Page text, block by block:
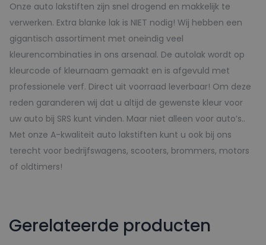
Onze auto lakstiften zijn snel drogend en makkelijk te
verwerken. Extra blanke lak is NIET nodig! Wij hebben een
gigantisch assortiment met oneindig veel
kleurencombinaties in ons arsenaal. De autolak wordt op
kleurcode of kleurnaam gemaakt en is afgevuld met
professionele verf. Direct uit voorraad leverbaar! Om deze
reden garanderen wij dat u altijd de gewenste kleur voor
uw auto bij SRS kunt vinden. Maar niet alleen voor auto’s..
Met onze A-kwaliteit auto lakstiften kunt u ook bij ons
terecht voor bedrijfswagens, scooters, brommers, motors
of oldtimers!
Gerelateerde producten